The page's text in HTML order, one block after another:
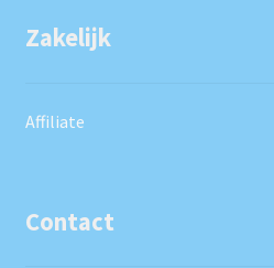
Zakelijk
Affiliate
Contact